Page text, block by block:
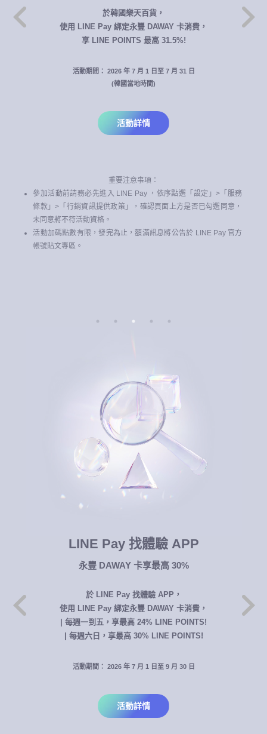
於韓國樂天百貨，
使用 LINE Pay 綁定永豐 DAWAY 卡消費，
享 LINE POINTS 最高 31.5%!
活動期間： 2026 年 7 月 1 日至 7 月 31 日
(韓國當地時間)
活動詳情
重要注意事項：
參加活動前請務必先進入 LINE Pay ，依序點選「設定」>「服務
條款」>「行銷資訊提供政策」，確認頁面上方是否已勾選同意，
未同意將不符活動資格。
活動加碼點數有限，發完為止，額滿訊息將公告於 LINE Pay 官方
帳號貼文專區。
LINE Pay 找體驗 APP
永豐 DAWAY 卡享最高 30%
於 LINE Pay 找體驗 APP，
使用 LINE Pay 綁定永豐 DAWAY 卡消費，
| 每週一到五，享最高 24% LINE POINTS!
| 每週六日，享最高 30% LINE POINTS!
活動期間： 2026 年 7 月 1 日至 9 月 30 日
活動詳情